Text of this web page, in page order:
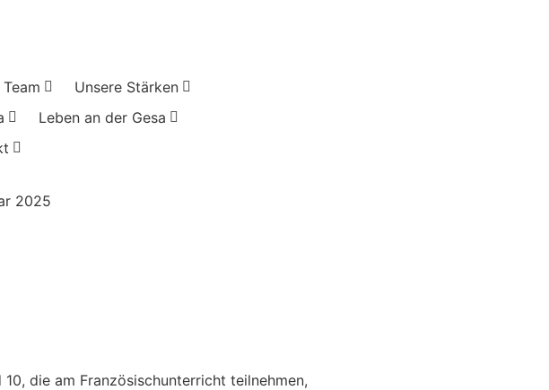
Team
Unsere Stärken
Leben an der Gesa
2025
die am Französischunterricht teilnehmen,